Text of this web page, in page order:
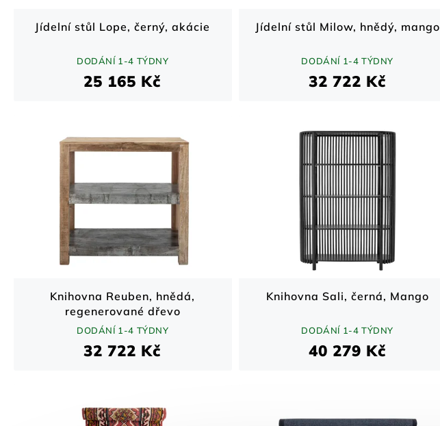
Jídelní stůl Lope, černý, akácie
DODÁNÍ 1-4 TÝDNY
25 165 Kč
Jídelní stůl Milow, hnědý, mango
DODÁNÍ 1-4 TÝDNY
32 722 Kč
Knihovna Reuben, hnědá,
regenerované dřevo
DODÁNÍ 1-4 TÝDNY
32 722 Kč
Knihovna Sali, černá, Mango
DODÁNÍ 1-4 TÝDNY
40 279 Kč